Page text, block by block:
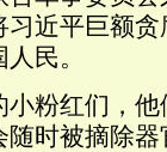
近平巨额
民。
粉红们，
时被摘除